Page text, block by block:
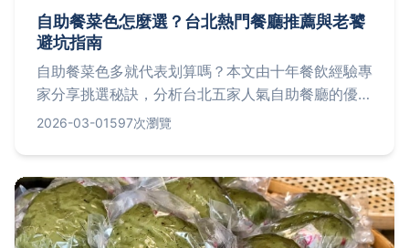
自助餐菜色怎麼選？台北熱門餐廳推薦與老饕
避坑指南
自助餐菜色多就代表划算嗎？本文由十年餐飲經驗專
家分享挑選秘訣，分析台北五家人氣自助餐廳的優缺
點與菜色細節，並提供家庭聚餐、情侶約會的實用建
2026-03-01597次瀏覽